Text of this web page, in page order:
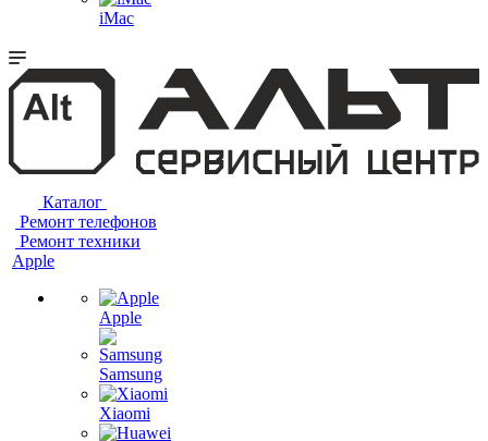
iMac
Каталог
Ремонт телефонов
Ремонт техники
Apple
Apple
Samsung
Xiaomi